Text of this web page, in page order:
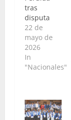
tras
disputa
22 de
mayo de
2026
In
"Nacionales"